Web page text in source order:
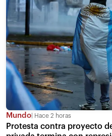
Mundo Hace 2 horas
Protesta contra proyecto